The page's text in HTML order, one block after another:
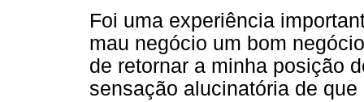
Foi uma experiência
mau negócio um bom
de retornar a minha posição
sensação alucinatória de